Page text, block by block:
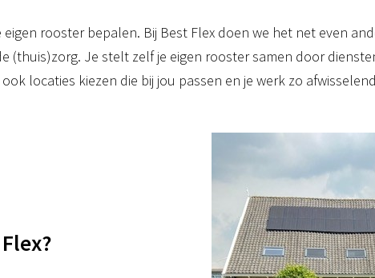
rooster bepalen. Bij Best Flex doen we het net even
(thuis)zorg. Je stelt zelf je eigen rooster samen door
locaties kiezen die bij jou passen en je werk zo